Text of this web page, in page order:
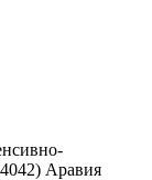
Аравия